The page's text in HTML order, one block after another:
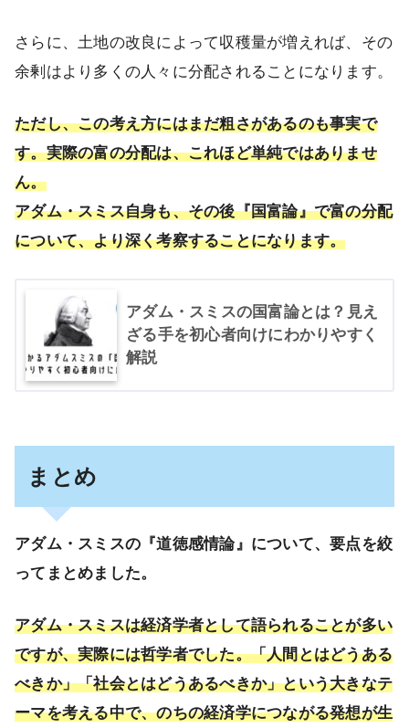
さらに、土地の改良によって収穫量が増えれば、その
余剰はより多くの人々に分配されることになります。
ただし、この考え方にはまだ粗さがあるのも事実で
す。実際の富の分配は、これほど単純ではありませ
ん。
アダム・スミス自身も、その後『国富論』で富の分配
について、より深く考察することになります。
アダム・スミスの国富論とは？見え
ざる手を初心者向けにわかりやすく
解説
まとめ
アダム・スミスの『道徳感情論』について、要点を絞
ってまとめました。
アダム・スミスは経済学者として語られることが多い
ですが、実際には哲学者でした。「人間とはどうある
べきか」「社会とはどうあるべきか」という大きなテ
ーマを考える中で、のちの経済学につながる発想が生